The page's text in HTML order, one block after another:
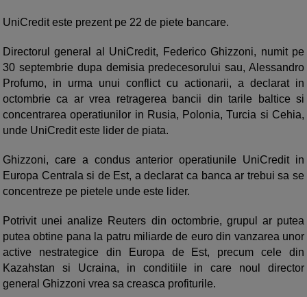
UniCredit este prezent pe 22 de piete bancare.
Directorul general al UniCredit, Federico Ghizzoni, numit pe
30 septembrie dupa demisia predecesorului sau, Alessandro
Profumo, in urma unui conflict cu actionarii, a declarat in
octombrie ca ar vrea retragerea bancii din tarile baltice si
concentrarea operatiunilor in Rusia, Polonia, Turcia si Cehia,
unde UniCredit este lider de piata.
Ghizzoni, care a condus anterior operatiunile UniCredit in
Europa Centrala si de Est, a declarat ca banca ar trebui sa se
concentreze pe pietele unde este lider.
Potrivit unei analize Reuters din octombrie, grupul ar putea
putea obtine pana la patru miliarde de euro din vanzarea unor
active nestrategice din Europa de Est, precum cele din
Kazahstan si Ucraina, in conditiile in care noul director
general Ghizzoni vrea sa creasca profiturile.